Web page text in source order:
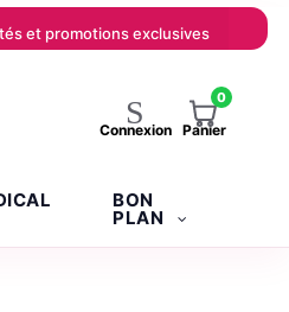
et promotions exclusives
Connexion
0
Panier
BON
PLAN